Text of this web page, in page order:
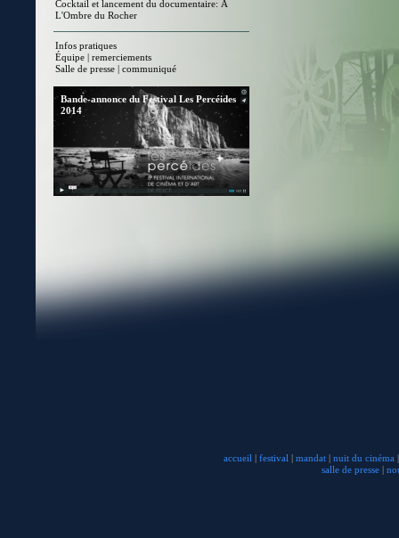
Cocktail et lancement du documentaire: À
L'Ombre du Rocher
Bande-annonce du Festival Les Percéides
2014
Infos pratiques
Équipe | remerciements
Salle de presse | communiqué
accueil | festival | mandat | nuit du cinéma |
salle de presse |